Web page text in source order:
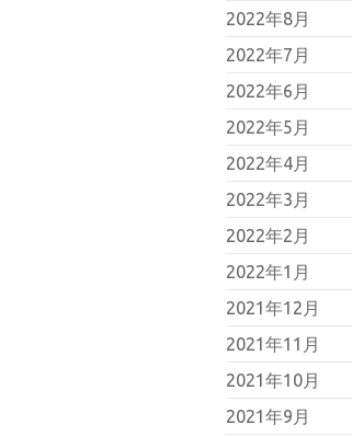
2022年8月
2022年7月
2022年6月
2022年5月
2022年4月
2022年3月
2022年2月
2022年1月
2021年12月
2021年11月
2021年10月
2021年9月